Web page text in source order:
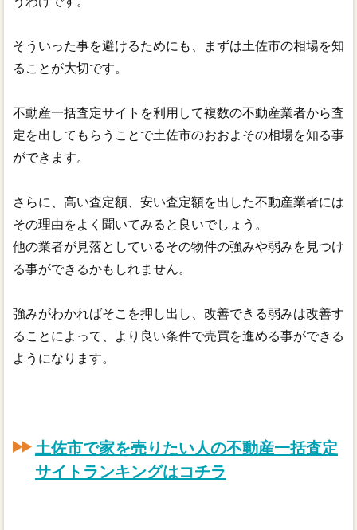
そういった事を避けるためにも、まずは土佐市の相場を知
ることが大切です。
不動産一括査定サイトを利用して複数の不動産業者から査
定を出してもらうことで土佐市のおおよその相場を知る事
ができます。
さらに、高い査定額、安い査定額を出した不動産業者には
その理由をよく聞いてみると良いでしょう。
他の業者が見落としているその物件の強みや弱みを見つけ
る事ができるかもしれません。
強みがわかればそこを押し出し、改善できる弱みは改善す
ることによって、より良い条件で売買を進める事ができる
ようになります。
土佐市で家を売りたい人の不動産一括査定
サイトランキングはコチラ